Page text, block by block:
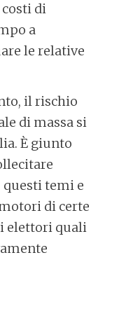
di
a
le relative
il rischio
di massa si
È giunto
questi temi e
di certe
elettori quali